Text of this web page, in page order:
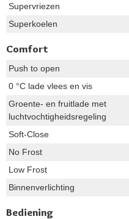
Supervriezen
Superkoelen
Comfort
Push to open
0 °C lade vlees en vis
Groente- en fruitlade met
luchtvochtigheidsregeling
Soft-Close
No Frost
Low Frost
Binnenverlichting
Bediening